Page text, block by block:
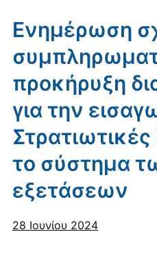
Ενημέρωση
προκήρυξη
για την
το σύστημα
εξετάσεων
28 Ιουνίου 2024